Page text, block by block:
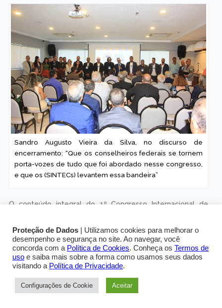
Sandro Augusto Vieira da Silva, no discurso de
encerramento: “Que os conselheiros federais se tornem
porta-vozes de tudo que foi abordado nesse congresso,
e que os (SINTECs) levantem essa bandeira”
O conteúdo integral do 1º Congresso Internacional de
YouTube
do CRT-BA.
Proteção de Dados | Utilizamos cookies para melhorar o
desempenho e segurança no site. Ao navegar, você
concorda com a Política de Cookies. Conheça os Termos de
uso e saiba mais sobre a forma como usamos seus dados
visitando a Política de Privacidade.
Configurações de Cookie Aceitar